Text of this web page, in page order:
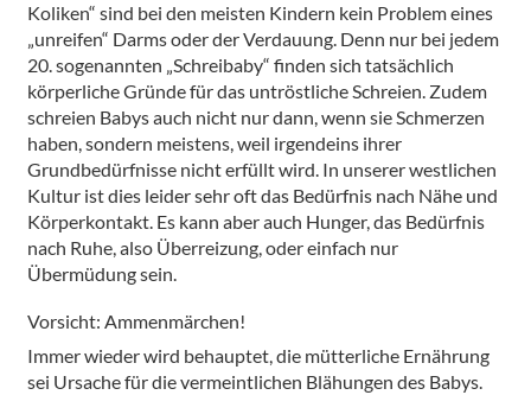
Koliken“ sind bei den meisten Kindern kein Problem eines
„unreifen“ Darms oder der Verdauung. Denn nur bei jedem
20. sogenannten „Schreibaby“ finden sich tatsächlich
körperliche Gründe für das untröstliche Schreien. Zudem
schreien Babys auch nicht nur dann, wenn sie Schmerzen
haben, sondern meistens, weil irgendeins ihrer
Grundbedürfnisse nicht erfüllt wird. In unserer westlichen
Kultur ist dies leider sehr oft das Bedürfnis nach Nähe und
Körperkontakt. Es kann aber auch Hunger, das Bedürfnis
nach Ruhe, also Überreizung, oder einfach nur
Übermüdung sein.
Vorsicht: Ammenmärchen!
Immer wieder wird behauptet, die mütterliche Ernährung
sei Ursache für die vermeintlichen Blähungen des Babys.